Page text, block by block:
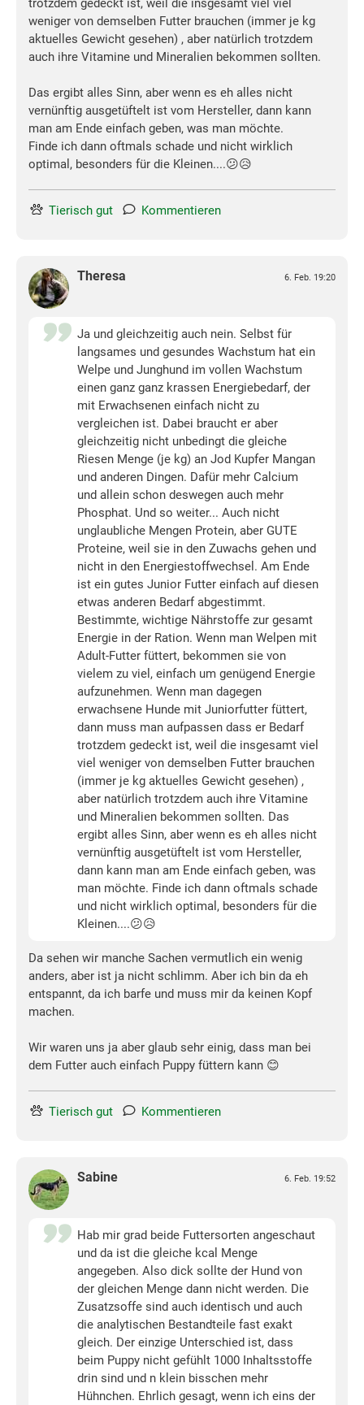
trotzdem gedeckt ist, weil die insgesamt viel viel
weniger von demselben Futter brauchen (immer je kg
aktuelles Gewicht gesehen) , aber natürlich trotzdem
auch ihre Vitamine und Mineralien bekommen sollten.
Das ergibt alles Sinn, aber wenn es eh alles nicht
vernünftig ausgetüftelt ist vom Hersteller, dann kann
man am Ende einfach geben, was man möchte.
Finde ich dann oftmals schade und nicht wirklich
optimal, besonders für die Kleinen....😕😥
Tierisch gut Kommentieren
Theresa 6. Feb. 19:20
Ja und gleichzeitig auch nein. Selbst für
langsames und gesundes Wachstum hat ein
Welpe und Junghund im vollen Wachstum
einen ganz ganz krassen Energiebedarf, der
mit Erwachsenen einfach nicht zu
vergleichen ist. Dabei braucht er aber
gleichzeitig nicht unbedingt die gleiche
Riesen Menge (je kg) an Jod Kupfer Mangan
und anderen Dingen. Dafür mehr Calcium
und allein schon deswegen auch mehr
Phosphat. Und so weiter... Auch nicht
unglaubliche Mengen Protein, aber GUTE
Proteine, weil sie in den Zuwachs gehen und
nicht in den Energiestoffwechsel. Am Ende
ist ein gutes Junior Futter einfach auf diesen
etwas anderen Bedarf abgestimmt.
Bestimmte, wichtige Nährstoffe zur gesamt
Energie in der Ration. Wenn man Welpen mit
Adult-Futter füttert, bekommen sie von
vielem zu viel, einfach um genügend Energie
aufzunehmen. Wenn man dagegen
erwachsene Hunde mit Juniorfutter füttert,
dann muss man aufpassen dass er Bedarf
trotzdem gedeckt ist, weil die insgesamt viel
viel weniger von demselben Futter brauchen
(immer je kg aktuelles Gewicht gesehen) ,
aber natürlich trotzdem auch ihre Vitamine
und Mineralien bekommen sollten. Das
ergibt alles Sinn, aber wenn es eh alles nicht
vernünftig ausgetüftelt ist vom Hersteller,
dann kann man am Ende einfach geben, was
man möchte. Finde ich dann oftmals schade
und nicht wirklich optimal, besonders für die
Kleinen....😕😥
Da sehen wir manche Sachen vermutlich ein wenig
anders, aber ist ja nicht schlimm. Aber ich bin da eh
entspannt, da ich barfe und muss mir da keinen Kopf
machen.
Wir waren uns ja aber glaub sehr einig, dass man bei
dem Futter auch einfach Puppy füttern kann 😊
Tierisch gut Kommentieren
Sabine 6. Feb. 19:52
Hab mir grad beide Futtersorten angeschaut
und da ist die gleiche kcal Menge
angegeben. Also dick sollte der Hund von
der gleichen Menge dann nicht werden. Die
Zusatzsoffe sind auch identisch und auch
die analytischen Bestandteile fast exakt
gleich. Der einzige Unterschied ist, dass
beim Puppy nicht gefühlt 1000 Inhaltsstoffe
drin sind und n klein bisschen mehr
Hühnchen. Ehrlich gesagt, wenn ich eins der